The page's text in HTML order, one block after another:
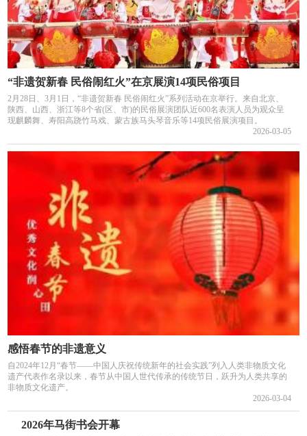
“非遗贺新春 民俗闹红火”在京展演14项民俗项目
2月28日、3月1日，“非遗贺新春 民俗闹红火”系列活动在京举行。来自北京、
陕西、山西、浙江等8个省(区、市)的民俗展演团队近600名表演人员为观众呈
现麒麟舞、寿阳高跷竹马戏、蒙古族马头琴音乐等14项民俗展演项目。
2026-03-05
感悟春节的非遗意义
自2024年12月“春节——中国人庆祝传统新年的社会实践”列入人类非物质文化
遗产代表作名录以来，春节从中国人世代传承的传统节日，跃升为人类共享的
非物质文化遗产。
2026-03-04
2026年马街书会开幕